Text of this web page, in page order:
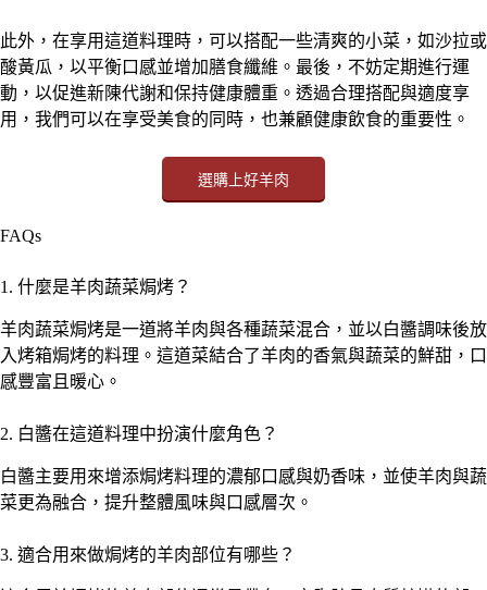
此外，在享用這道料理時，可以搭配一些清爽的小菜，如沙拉或
酸黃瓜，以平衡口感並增加膳食纖維。最後，不妨定期進行運
動，以促進新陳代謝和保持健康體重。透過合理搭配與適度享
用，我們可以在享受美食的同時，也兼顧健康飲食的重要性。
選購上好羊肉
FAQs
1. 什麼是羊肉蔬菜焗烤？
羊肉蔬菜焗烤是一道將羊肉與各種蔬菜混合，並以白醬調味後放
入烤箱焗烤的料理。這道菜結合了羊肉的香氣與蔬菜的鮮甜，口
感豐富且暖心。
2. 白醬在這道料理中扮演什麼角色？
白醬主要用來增添焗烤料理的濃郁口感與奶香味，並使羊肉與蔬
菜更為融合，提升整體風味與口感層次。
3. 適合用來做焗烤的羊肉部位有哪些？